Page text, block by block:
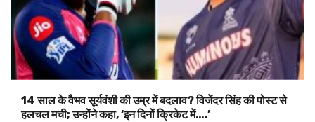
14 साल के वैभव सूर्यवंशी की उम्र में बदलाव? विजेंदर सिंह की पोस्ट से
हलचल मची; उन्होंने कहा, ‘इन दिनों क्रिकेट में….’